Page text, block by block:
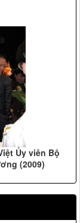
Ủy viên Bộ
(2009)